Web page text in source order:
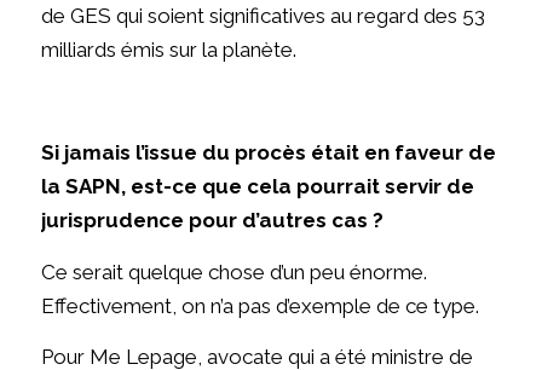
de GES qui soient significatives au regard des 53
milliards émis sur la planète.
Si jamais l’issue du procès était en faveur de
la SAPN, est-ce que cela pourrait servir de
jurisprudence pour d’autres cas ?
Ce serait quelque chose d’un peu énorme.
Effectivement, on n’a pas d’exemple de ce type.
Pour Me Lepage, avocate qui a été ministre de